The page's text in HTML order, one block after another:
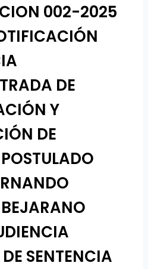
002-2025
DE
Y
DE
SENTENCIA